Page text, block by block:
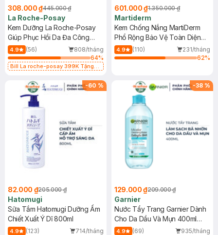
308.000 ₫445.000 ₫
La Roche-Posay
Kem Dưỡng La Roche-Posay
Giúp Phục Hồi Da Đa Công
Dụng 40ml
4.9 (56)
808/tháng
64%
Bill La roche-posay 399K Tặng
(SL có hạn)
601.000 ₫1.350.000 ₫
Martiderm
Kem Chống Nắng MartiDerm
Phổ Rộng Bảo Vệ Toàn Diện
40ml
4.9 (110)
231/tháng
62%
-60 %
82.000 ₫205.000 ₫
Hatomugi
Sữa Tắm Hatomugi Dưỡng Ẩm
Chiết Xuất Ý Dĩ 800ml
4.9 (123)
714/tháng
-38 %
129.000 ₫209.000 ₫
Garnier
Nước Tẩy Trang Garnier Dành
Cho Da Dầu Và Mụn 400ml
(Mới)
4.9 (69)
935/tháng